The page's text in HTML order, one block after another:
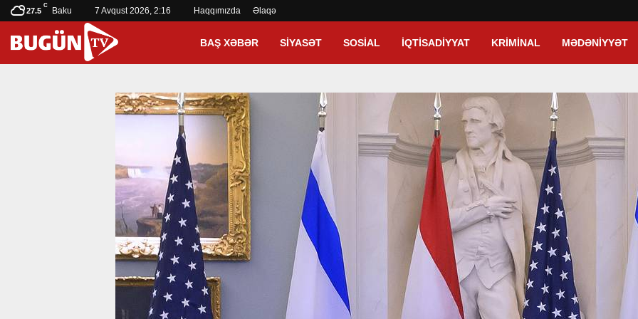
27.5
C
Baku 7 Avqust 2026, 2:16 Haqqımızda Əlaqə
BAŞ XƏBƏR SIYASƏT SOSIAL İQTISADIYYAT KRIMINAL MƏDƏNIYYƏT